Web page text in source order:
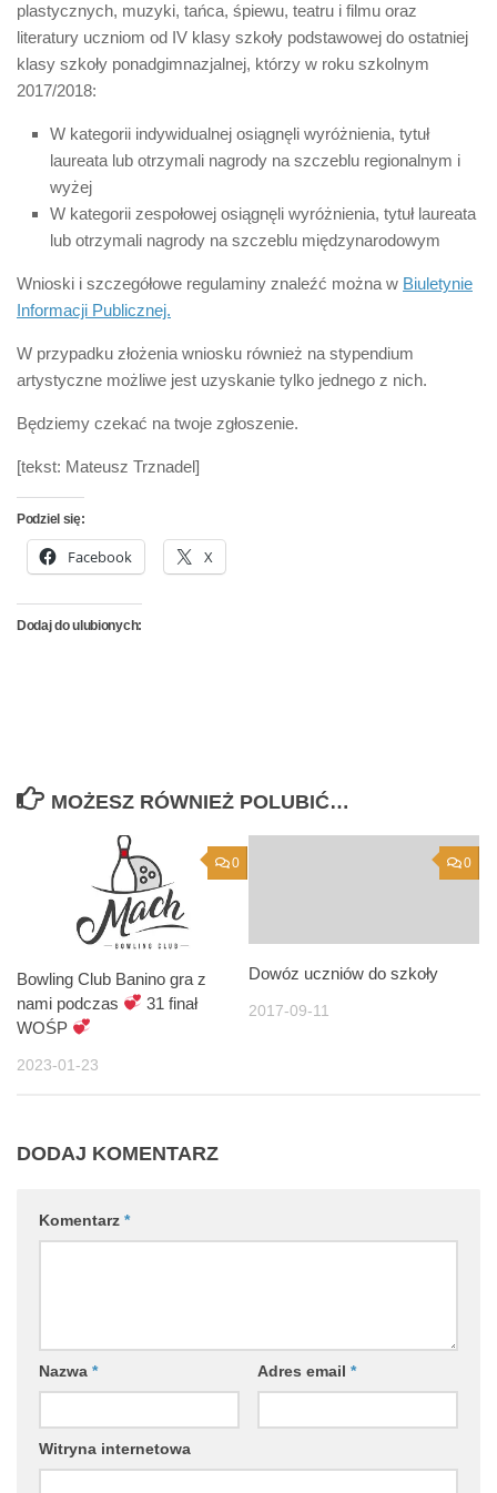
plastycznych, muzyki, tańca, śpiewu, teatru i filmu oraz
literatury uczniom od IV klasy szkoły podstawowej do ostatniej
klasy szkoły ponadgimnazjalnej, którzy w roku szkolnym
2017/2018:
W kategorii indywidualnej osiągnęli wyróżnienia, tytuł
laureata lub otrzymali nagrody na szczeblu regionalnym i
wyżej
W kategorii zespołowej osiągnęli wyróżnienia, tytuł laureata
lub otrzymali nagrody na szczeblu międzynarodowym
Wnioski i szczegółowe regulaminy znaleźć można w Biuletynie
Informacji Publicznej.
W przypadku złożenia wniosku również na stypendium
artystyczne możliwe jest uzyskanie tylko jednego z nich.
Będziemy czekać na twoje zgłoszenie.
[tekst: Mateusz Trznadel]
Podziel się:
Facebook X
Dodaj do ulubionych:
MOŻESZ RÓWNIEŻ POLUBIĆ…
0
Bowling Club Banino gra z
nami podczas
31 finał
WOŚP
2023-01-23
0
Dowóz uczniów do szkoły
2017-09-11
DODAJ KOMENTARZ
Komentarz *
Nazwa * Adres email *
Witryna internetowa